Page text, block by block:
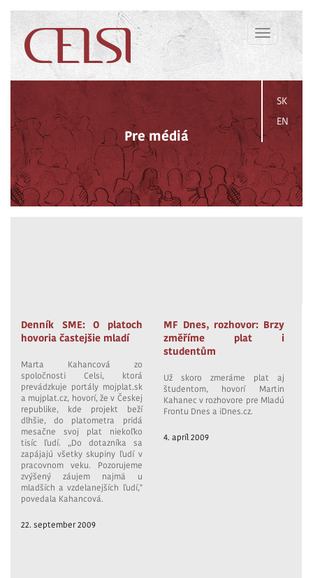
Toggle
navigation
SK
EN
Pre médiá
Denník SME: O platoch
hovoria častejšie mladí
Marta Kahancová zo
spoločnosti Celsi, ktorá
prevádzkuje portály mojplat.sk
a mujplat.cz, hovorí, že v Českej
republike, kde projekt beží
dlhšie, do platometra pridá
mesačne svoj plat niekoľko
tisíc ľudí. „Do dotazníka sa
zapájajú všetky skupiny ľudí v
pracovnom veku. Pozorujeme
zvýšený záujem najmä u
mladších a vzdelanejších ľudí,"
povedala Kahancová.
22. september 2009
MF Dnes, rozhovor: Brzy
změříme plat i
studentům
Už skoro zmeráme plat aj
študentom, hovorí Martin
Kahanec v rozhovore pre Mladú
Frontu Dnes a iDnes.cz.
4. apríl 2009